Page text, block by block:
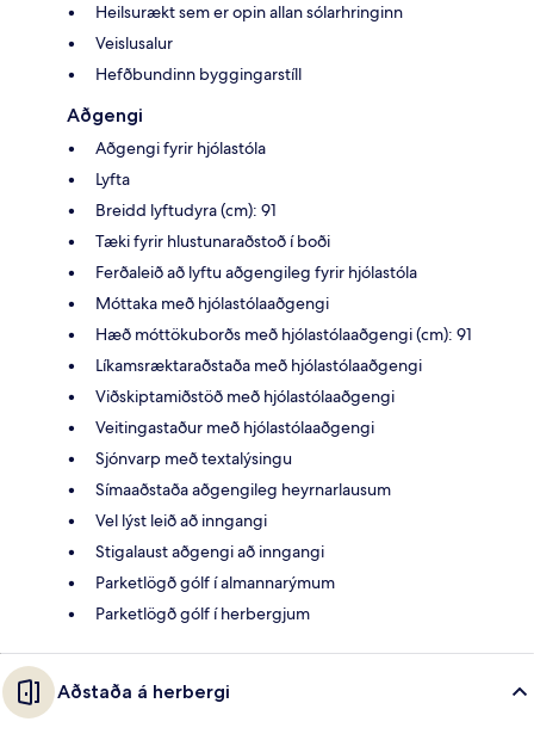
Heilsurækt sem er opin allan sólarhringinn
Veislusalur
Hefðbundinn byggingarstíll
Aðgengi
Aðgengi fyrir hjólastóla
Lyfta
Breidd lyftudyra (cm): 91
Tæki fyrir hlustunaraðstoð í boði
Ferðaleið að lyftu aðgengileg fyrir hjólastóla
Móttaka með hjólastólaaðgengi
Hæð móttökuborðs með hjólastólaaðgengi (cm): 91
Líkamsræktaraðstaða með hjólastólaaðgengi
Viðskiptamiðstöð með hjólastólaaðgengi
Veitingastaður með hjólastólaaðgengi
Sjónvarp með textalýsingu
Símaaðstaða aðgengileg heyrnarlausum
Vel lýst leið að inngangi
Stigalaust aðgengi að inngangi
Parketlögð gólf í almannarýmum
Parketlögð gólf í herbergjum
Aðstaða á herbergi